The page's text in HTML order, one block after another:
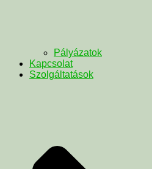
Pályázatok
Kapcsolat
Szolgáltatások